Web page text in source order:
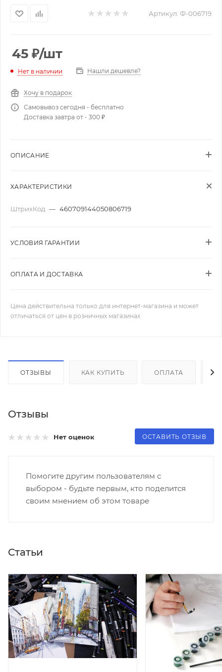
Артикул: Ф-006719
45 ₽/шт
Нет в наличии Нашли дешевле?
Хочу в подарок
Самовывоз сегодня - бесплатно
Доставка завтра от - 300 ₽
ОПИСАНИЕ
ХАРАКТЕРИСТИКИ
ШтрихКод — 460709144050806719
УСЛОВИЯ ГАРАНТИИ
ОПЛАТА И ДОСТАВКА
Цена действительна только для интернет-магазина и может
отличаться от цен в розничных магазинах
ОТЗЫВЫ КАК КУПИТЬ ОПЛАТА
Отзывы
Нет оценок ОСТАВИТЬ ОТЗЫВ
Помогите другим пользователям с
выбором - будьте первым, кто поделится
своим мнением об этом товаре
Статьи